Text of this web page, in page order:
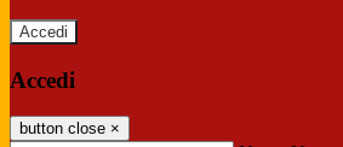
Accedi
Accedi
button close ×